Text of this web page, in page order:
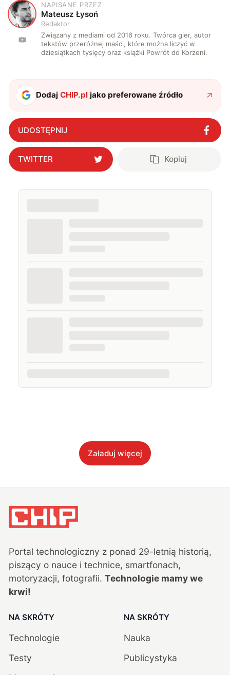
M
NAPISANE PRZEZ
Mateusz Łysoń
Redaktor
Związany z mediami od 2016 roku. Twórca gier, autor
tekstów przeróżnej maści, które można liczyć w
dziesiątkach tysięcy oraz książki Powrót do Korzeni.
DodajCHIP.pl jako preferowane źródło
UDOSTĘPNIJ
TWITTER Kopiuj
Załaduj więcej
Portal technologiczny z ponad 29-letnią historią,
piszący o nauce i technice, smartfonach,
motoryzacji, fotografii. Technologie mamy we
krwi!
NA SKRÓTY
Technologie
Testy
NA SKRÓTY
Nauka
Publicystyka